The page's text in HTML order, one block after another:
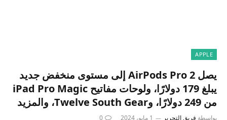
APPLE
يصل AirPods Pro 2 إلى مستوى منخفض جديد
يبلغ 179 دولارًا، ولوحات مفاتيح iPad Pro Magic
من 249 دولارًا، وTwelve South Gear، والمزيد
بواسطة فريق التحرير 1 مايو، 2024 0